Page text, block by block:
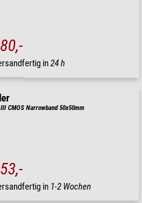
in24 h
CMOS Narrowband 50x50mm
in 1-2 Wochen